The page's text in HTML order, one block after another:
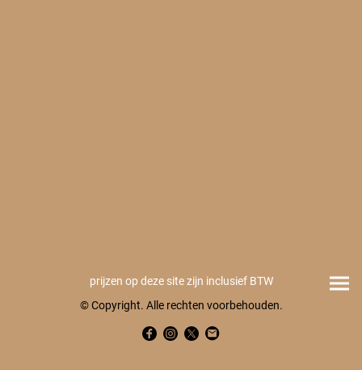
prijzen op deze site zijn inclusief BTW
© Copyright. Alle rechten voorbehouden.